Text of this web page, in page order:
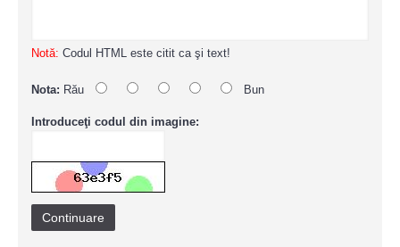
Notă: Codul HTML este citit ca şi text!
Nota: Rău Bun
Introduceţi codul din imagine:
Continuare